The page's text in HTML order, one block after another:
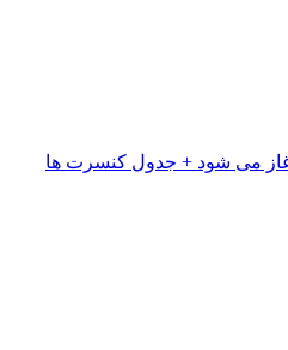
می شود + جدول کنسرت ها